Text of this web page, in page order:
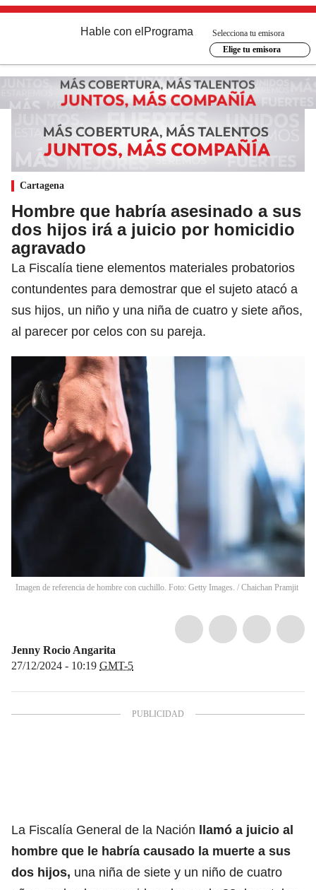
Hable con el Programa
Selecciona tu emisora
Elige tu emisora
Cartagena
Hombre que habría asesinado a sus
dos hijos irá a juicio por homicidio
agravado
La Fiscalía tiene elementos materiales probatorios
contundentes para demostrar que el sujeto atacó a
sus hijos, un niño y una niña de cuatro y siete años,
al parecer por celos con su pareja.
Imagen de referencia de hombre con cuchillo. Foto: Getty Images. / Chaichan Pramjit
Jenny Rocio Angarita
27/12/2024 - 10:19 GMT-5
La Fiscalía General de la Nación llamó a juicio al
hombre que le habría causado la muerte a sus
dos hijos, una niña de siete y un niño de cuatro